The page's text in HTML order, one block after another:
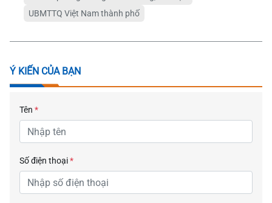
UBMTTQ Việt Nam thành phố
Ý KIẾN CỦA BẠN
Tên *
Số điện thoại*